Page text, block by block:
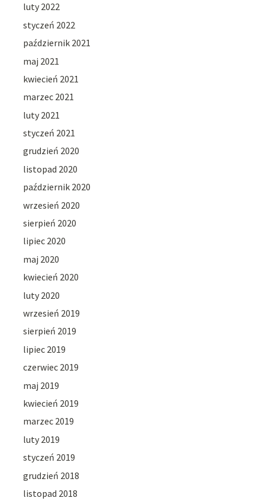
luty 2022
styczeń 2022
październik 2021
maj 2021
kwiecień 2021
marzec 2021
luty 2021
styczeń 2021
grudzień 2020
listopad 2020
październik 2020
wrzesień 2020
sierpień 2020
lipiec 2020
maj 2020
kwiecień 2020
luty 2020
wrzesień 2019
sierpień 2019
lipiec 2019
czerwiec 2019
maj 2019
kwiecień 2019
marzec 2019
luty 2019
styczeń 2019
grudzień 2018
listopad 2018